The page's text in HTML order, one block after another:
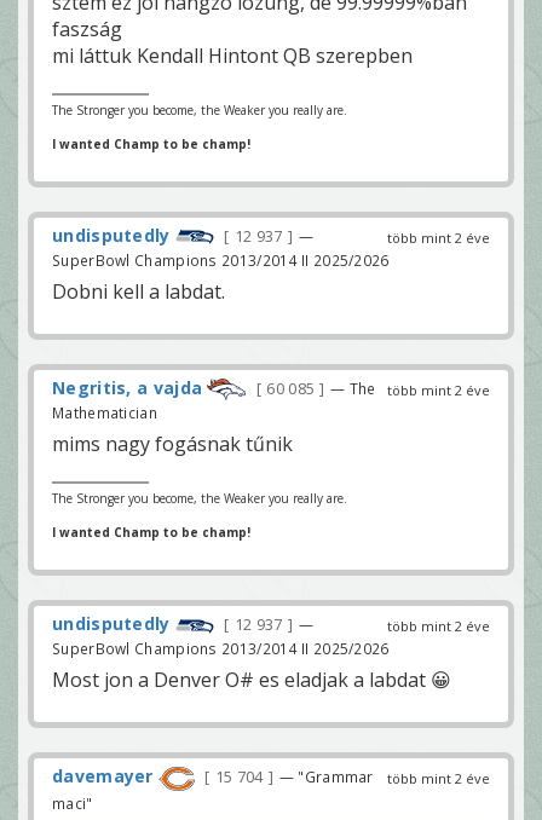
faszság
mi láttuk Kendall Hintont QB szerepben
The Stronger you become, the Weaker you really are.
I wanted Champ to be champ!
több mint 2 éve
undisputedly 12 937
—
SuperBowl Champions 2013/2014 II 2025/2026
Dobni kell a labdat.
több mint 2 éve
Negritis, a vajda 60 085
— The
Mathematician
mims nagy fogásnak tűnik
The Stronger you become, the Weaker you really are.
I wanted Champ to be champ!
több mint 2 éve
undisputedly 12 937
—
SuperBowl Champions 2013/2014 II 2025/2026
Most jon a Denver O# es eladjak a labdat 😀
több mint 2 éve
davemayer 15 704
— "Grammar
maci"